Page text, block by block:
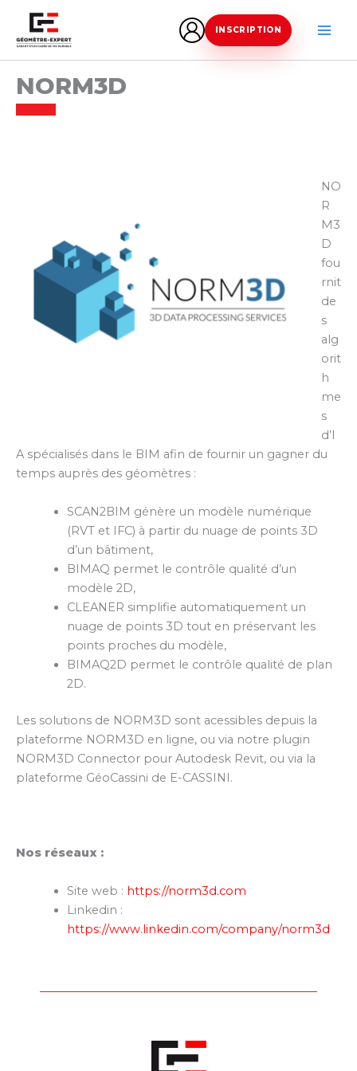
contenu
INSCRIPTION
NORM3D
NO
R
M3
D
fou
rnit
de
s
alg
orit
h
me
s
d’I
A spécialisés dans le BIM afin de fournir un gagner du
temps auprès des géomètres :
SCAN2BIM génère un modèle numérique
(RVT et IFC) à partir du nuage de points 3D
d’un bâtiment,
BIMAQ permet le contrôle qualité d’un
modèle 2D,
CLEANER simplifie automatiquement un
nuage de points 3D tout en préservant les
points proches du modèle,
BIMAQ2D permet le contrôle qualité de plan
2D.
Les solutions de NORM3D sont acessibles depuis la
plateforme NORM3D en ligne, ou via notre plugin
NORM3D Connector pour Autodesk Revit, ou via la
plateforme GéoCassini de E-CASSINI.
Nos réseaux :
Site web : https://norm3d.com
Linkedin :
https://www.linkedin.com/company/norm3d